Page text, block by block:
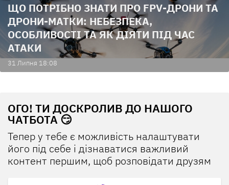
ЩО ПОТРІБНО ЗНАТИ ПРО FPV-ДРОНИ ТА
ДРОНИ-МАТКИ: НЕБЕЗПЕКА,
ОСОБЛИВОСТІ ТА ЯК ДІЯТИ ПІД ЧАС
АТАКИ
31 Липня 18:08
ОГО! ТИ ДОСКРОЛИВ ДО НАШОГО
ЧАТБОТА 😏
Тепер у тебе є можливість налаштувати
його під себе і дізнаватися важливий
контент першим, щоб розповідати друзям